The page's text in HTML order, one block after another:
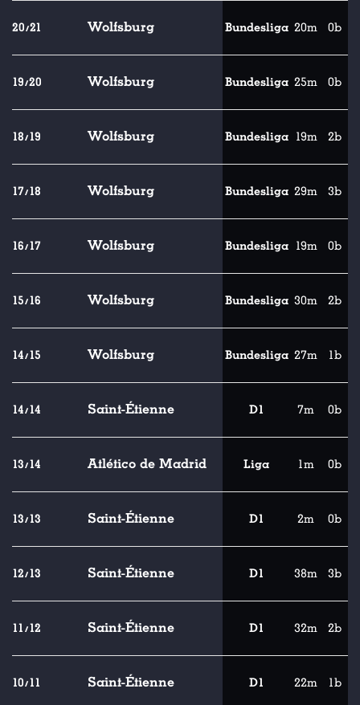
20/21 Wolfsburg Bundesliga 20m 0b
19/20 Wolfsburg Bundesliga 25m 0b
18/19 Wolfsburg Bundesliga 19m 2b
17/18 Wolfsburg Bundesliga 29m 3b
16/17 Wolfsburg Bundesliga 19m 0b
15/16 Wolfsburg Bundesliga 30m 2b
14/15 Wolfsburg Bundesliga 27m 1b
14/14 Saint-Étienne D1 7m 0b
13/14 Atlético de Madrid Liga 1m 0b
13/13 Saint-Étienne D1 2m 0b
12/13 Saint-Étienne D1 38m 3b
11/12 Saint-Étienne D1 32m 2b
10/11 Saint-Étienne D1 22m 1b